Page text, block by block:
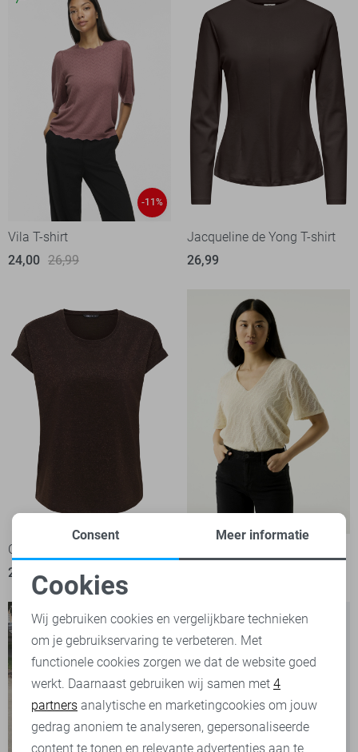
-11%
Vila T-shirt
24,00 26,99
Jacqueline de Yong T-shirt
26,99
Only T-shirt
21,99
Noodzakelijke cookies
Personalisatie cookies
Analytische cookies
Marketing cookies
Consent Meer informatie
Cookies
Wij gebruiken cookies en vergelijkbare technieken
om je gebruikservaring te verbeteren. Met
functionele cookies zorgen we dat de website goed
werkt. Daarnaast gebruiken wij samen met 4
partners analytische en marketingcookies om jouw
gedrag anoniem te analyseren, gepersonaliseerde
content te tonen en relevante advertenties aan te